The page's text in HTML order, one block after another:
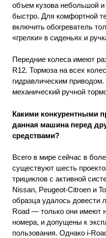
объем кузова небольшой и
быстро. Для комфортной
включить обогреватель
«грелки» в сиденьях и
Передние колеса имеют
R12. Тормоза на всех
гидравлическим
механический ручной
Какими конкурентными
данная машина перед
средствами?
Всего в мире сейчас в
существуют шесть
трициклов с активной
Nissan, Peugeot-Citroen и
образца удалось довести
Road — только они имеют
номера, и допущены к
пользования. Однако i-